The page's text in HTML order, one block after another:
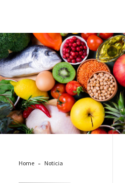
seguridad alimentaria
Home Noticia